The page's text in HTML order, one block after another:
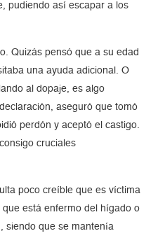
pudiendo así escapar a los
Quizás pensó que a su edad
una ayuda adicional. O
al dopaje, es algo
aseguró que tomó
perdón y aceptó el castigo.
cruciales
poco creíble que es víctima
está enfermo del hígado o
siendo que se mantenía